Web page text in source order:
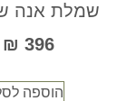
שמלת אנה
396
₪
הוספה